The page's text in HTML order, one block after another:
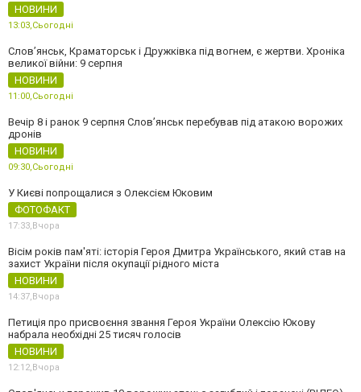
НОВИНИ
13:03,Сьогодні
Слов’янськ, Краматорськ і Дружківка під вогнем, є жертви. Хроніка
великої війни: 9 серпня
НОВИНИ
11:00,Сьогодні
Вечір 8 і ранок 9 серпня Слов’янськ перебував під атакою ворожих
дронів
НОВИНИ
09:30,Сьогодні
У Києві попрощалися з Олексієм Юковим
ФОТОФАКТ
17:33, Вчора
Вісім років пам'яті: історія Героя Дмитра Українського, який став на
захист України після окупації рідного міста
НОВИНИ
14:37, Вчора
Петиція про присвоєння звання Героя України Олексію Юкову
набрала необхідні 25 тисяч голосів
НОВИНИ
12:12, Вчора